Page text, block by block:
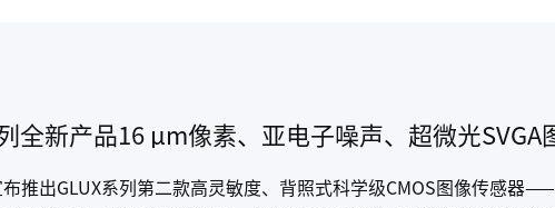
推出GLUX系列第二款高灵敏度、背照式科学级CMOS图像传感器——